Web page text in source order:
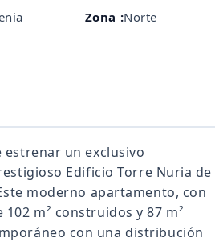
Zona :Norte
estrenar un exclusivo
Edificio Torre Nuria de
moderno apartamento, con
m² construidos y 87 m²
con una distribución